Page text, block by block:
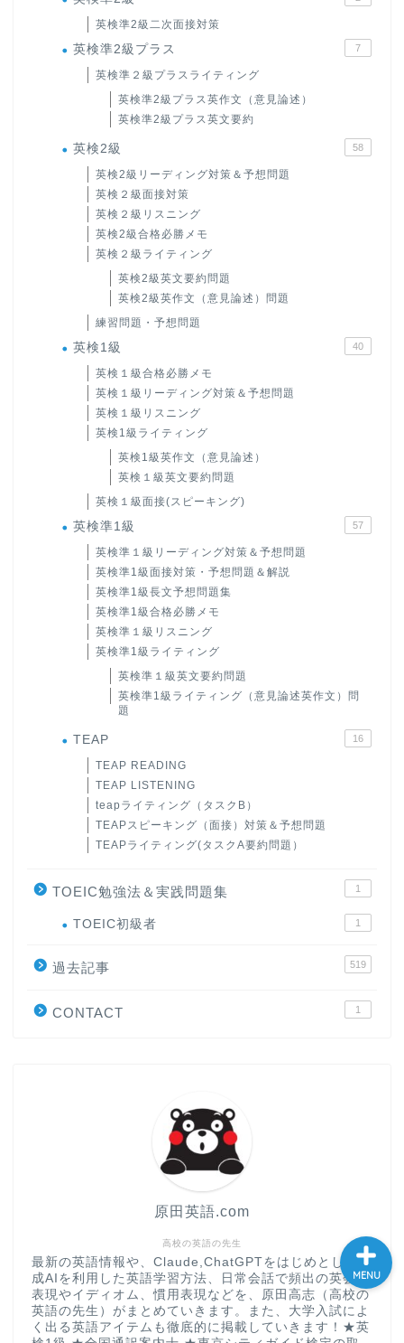
英検準2級二次面接対策
英検準2級プラス 7
英検準２級プラスライティング
英検準2級プラス英作文（意見論述）
英検準2級プラス英文要約
英検2級 58
英検2級リーディング対策＆予想問題
英検２級面接対策
英検２級リスニング
英検2級合格必勝メモ
英検２級ライティング
英検2級英文要約問題
英検2級英作文（意見論述）問題
練習問題・予想問題
英検1級 40
英検１級合格必勝メモ
英検１級リーディング対策＆予想問題
英検１級リスニング
英検1級ライティング
英検1級英作文（意見論述）
英検１級英文要約問題
英検１級面接(スピーキング)
英検準1級 57
英検準１級リーディング対策＆予想問題
英検準1級面接対策・予想問題＆解説
英検準1級長文予想問題集
英検準1級合格必勝メモ
英検準１級リスニング
英検準1級ライティング
英検準１級英文要約問題
英検準1級ライティング（意見論述英作文）問
題
TEAP 16
TEAP READING
TEAP LISTENING
teapライティング（タスクB）
TEAPスピーキング（面接）対策＆予想問題
TEAPライティング(タスクA要約問題）
TOEIC勉強法＆実践問題集 1
TOEIC初級者 1
過去記事 519
CONTACT 1
高校の英語の先生
原田英語.com
最新の英語情報や、Claude,ChatGPTをはじめとした生
成AIを利用した英語学習方法、日常会話で頻出の英会話
表現やイディオム、慣用表現などを、原田高志（高校の
英語の先生）がまとめていきます。また、大学入試によ
く出る英語アイテムも徹底的に掲載していきます！★英
MENU
原田高志の”ほぼ日刊”英語
学習＆大学入試英語コラム
“シン”・英会話スピード表